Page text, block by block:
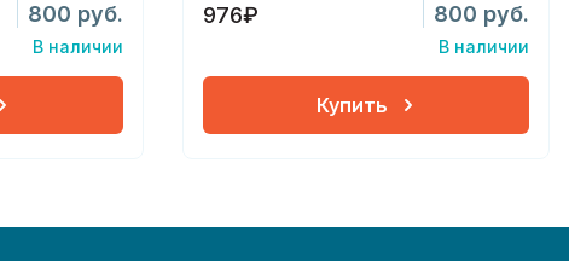
800 руб.
В наличии
976₽ 800 руб.
В наличии
Купить